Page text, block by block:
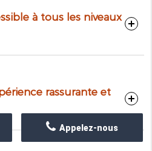
à tous les niveaux
rassurante et
Appelez-nous